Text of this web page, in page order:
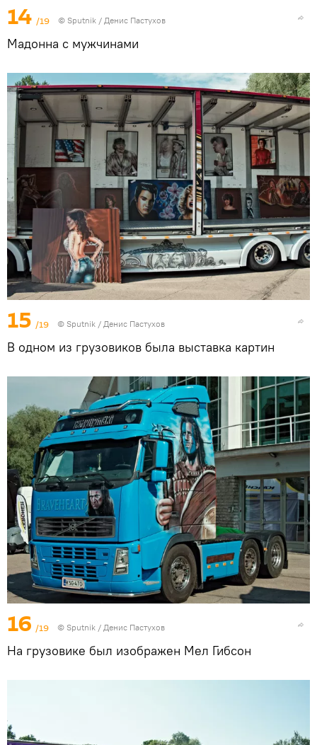
14 /19 © Sputnik / Денис Пастухов
Мадонна с мужчинами
15 /19 © Sputnik / Денис Пастухов
В одном из грузовиков была выставка картин
16 /19 © Sputnik / Денис Пастухов
На грузовике был изображен Мел Гибсон